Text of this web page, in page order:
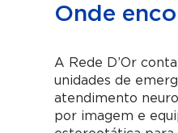
Onde
A Rede D’Or
unidades de
atendimento
por imagem e